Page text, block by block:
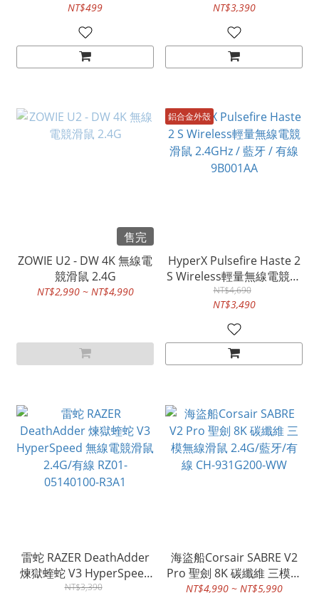
NT$499 NT$3,390
售完
ZOWIE U2 - DW 4K 無線電
競滑鼠 2.4G
NT$2,990 ~ NT$4,990
鋁合金外殼
HyperX Pulsefire Haste 2
S Wireless輕量無線電競滑
鼠 2.4GHz / 藍牙 / 有線
9B001AA
NT$4,690
NT$3,490
雷蛇 RAZER DeathAdder
煉獄蝰蛇 V3 HyperSpeed
無線電競滑鼠 2.4G/有線
NT$3,390
海盜船Corsair SABRE V2
Pro 聖劍 8K 碳纖維 三模無
線滑鼠 2.4G/藍牙/有線 CH-
NT$4,990 ~ NT$5,990